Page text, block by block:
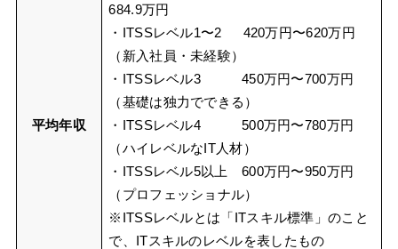
平均年収
684.9万円
・ITSSレベル1〜2 420万円〜620万円
（新入社員・未経験）
・ITSSレベル3 450万円〜700万円
（基礎は独力でできる）
・ITSSレベル4 500万円〜780万円
（ハイレベルなIT人材）
・ITSSレベル5以上 600万円〜950万円
（プロフェッショナル）
※ITSSレベルとは「ITスキル標準」のこと
で、ITスキルのレベルを表したもの